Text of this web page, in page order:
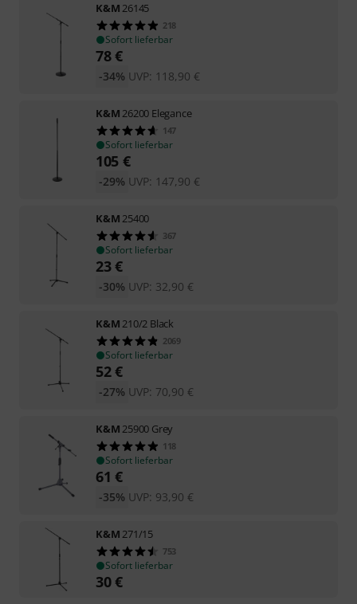
K&M 26145
218
Sofort lieferbar
78€
UVP: 118,90 €
-34%
K&M 26200 Elegance
147
Sofort lieferbar
105 €
UVP: 147,90 €
-29%
K&M 25400
367
Sofort lieferbar
23€
UVP: 32,90 €
-30%
K&M 210/2 Black
2069
Sofort lieferbar
52€
UVP: 70,90 €
-27%
K&M 25900 Grey
118
Sofort lieferbar
61 €
UVP: 93,90 €
-35%
K&M 271/15
753
Sofort lieferbar
30€